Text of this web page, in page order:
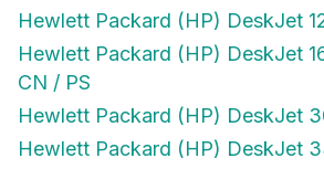
Hewlett Packard (HP) DeskJet
Hewlett Packard (HP) DeskJet
CN / PS
Hewlett Packard (HP) DeskJet
Hewlett Packard (HP) DeskJet